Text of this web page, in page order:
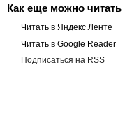
Как еще можно читать
Читать в Яндекс.Ленте
Читать в Google Reader
Подписаться на RSS